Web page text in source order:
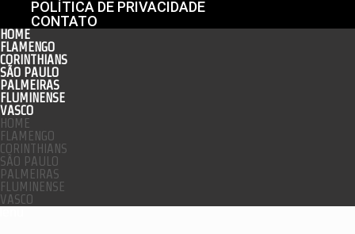
POLÍTICA DE PRIVACIDADE
CONTATO
HOME
FLAMENGO
CORINTHIANS
SÃO PAULO
PALMEIRAS
FLUMINENSE
VASCO
HOME
FLAMENGO
CORINTHIANS
SÃO PAULO
PALMEIRAS
FLUMINENSE
VASCO